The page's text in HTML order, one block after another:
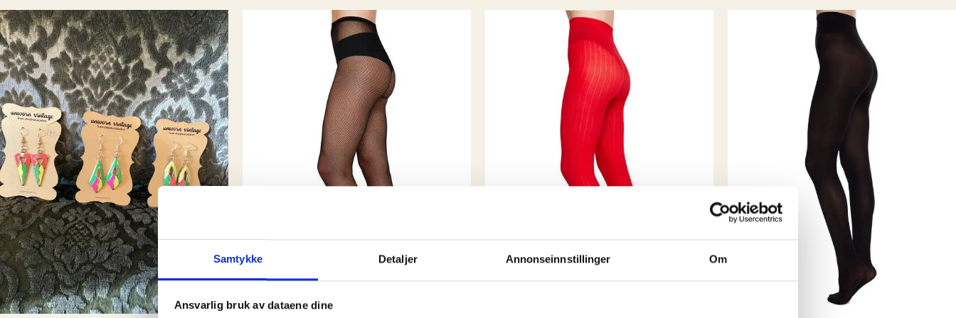
Samtykke Detaljer Annonseinnstillinger Om
Ansvarlig bruk av dataene dine
Og av erfaring visste jeg at det IKKE ville gå rundt økonomisk , med å
produsere alt selv til privatkunder. Det ligger mye jobb bak et klesplagg
Så da endte det med at jeg valgte å ta inn klesmerker som jeg selv elsker og har
selv handlet i storbyene. Fredrikstad er jo en liten storby (i følge oss selv i allefall
) så hvorfor skal ikke vi ha en like kul vintageinspirert klesbutikk som de andre
kule byene har?
Resten er historie og i dag er Emm K. en liten bedrift med fine
vikarer og støttespillere og kanskje de kuleste kundene?
5 år er gått,
spennende å se hva de neste 5 vil by på! Takk til dere alle, love you all